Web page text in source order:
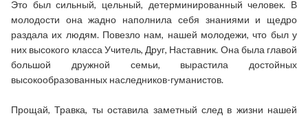
Это был сильный, цельный, детерминированный человек. В
молодости она жадно наполнила себя знаниями и щедро
раздала их людям. Повезло нам, нашей молодежи, что был у
них высокого класса Учитель, Друг, Наставник. Она была главой
большой дружной семьи, вырастила достойных
высокообразованных наследников-гуманистов.
Прощай, Травка, ты оставила заметный след в жизни нашей